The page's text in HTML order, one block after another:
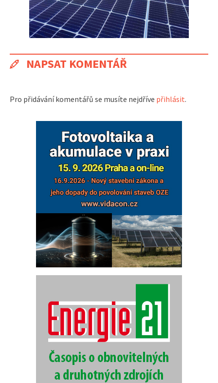
NAPSAT KOMENTÁŘ
Pro přidávání komentářů se musíte nejdříve přihlásit.